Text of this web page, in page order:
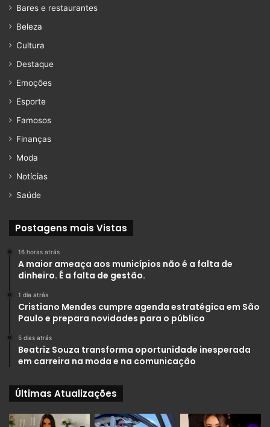
Bares e restaurantes
Beleza
Cultura
Destaque
Emoções
Esporte
Famosos
Finanças
Moda
Notícias
Saúde
Postagens mais Vistas
16 horas atrás
A maior ameaça aos municípios não é a falta de
dinheiro. É a falta de gestão.
1 dia atrás
Cristiano Mendes cumpre agenda estratégica em São
Paulo e prepara novidades para o público
5 dias atrás
Beatriz Souza transforma oportunidade inesperada
em carreira na moda e na comunicação
Últimas Atualizações